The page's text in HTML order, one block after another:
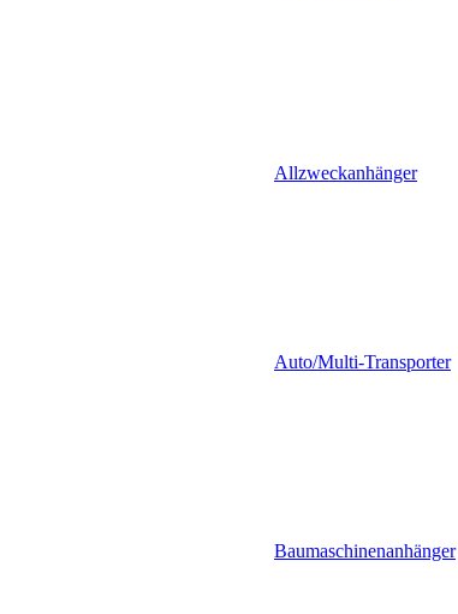
Allzweckanhänger
Auto/Multi-Transporter
Baumaschinenanhänger